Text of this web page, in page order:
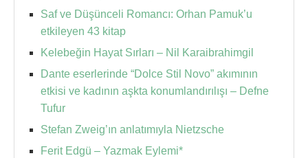
Saf ve Düşünceli Romancı: Orhan Pamuk’u
etkileyen 43 kitap
Kelebeğin Hayat Sırları – Nil Karaibrahimgil
Dante eserlerinde “Dolce Stil Novo” akımının
etkisi ve kadının aşkta konumlandırılışı – Defne
Tufur
Stefan Zweig’ın anlatımıyla Nietzsche
Ferit Edgü – Yazmak Eylemi*